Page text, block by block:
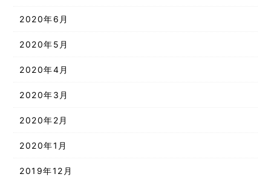
2020年6月
2020年5月
2020年4月
2020年3月
2020年2月
2020年1月
2019年12月